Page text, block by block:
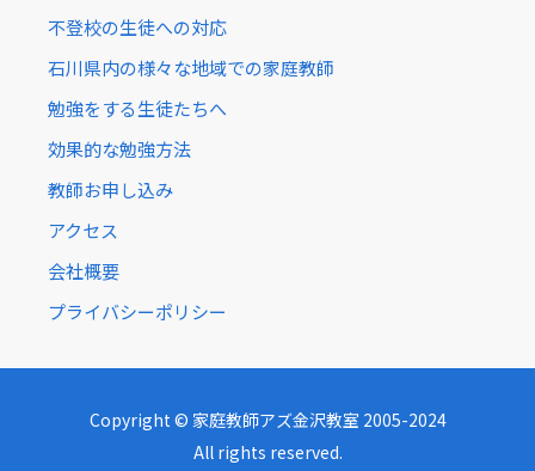
不登校の生徒への対応
石川県内の様々な地域での家庭教師
勉強をする生徒たちへ
効果的な勉強方法
教師お申し込み
アクセス
会社概要
プライバシーポリシー
Copyright © 家庭教師アズ金沢教室 2005-2024
All rights reserved.